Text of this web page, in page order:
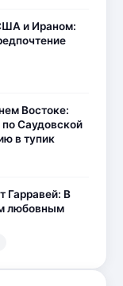
и Ираном:
Востоке:
Саудовской
в тупик
Гарравей: В
любовным